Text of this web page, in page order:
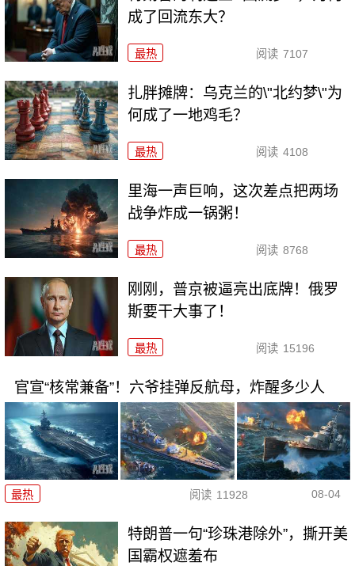
成了回流东大？
最热 阅读 7107
扎胖摊牌：乌克兰的\"北约梦\"为
何成了一地鸡毛？
最热 阅读 4108
里海一声巨响，这次差点把两场
战争炸成一锅粥！
最热 阅读 8768
刚刚，普京被逼亮出底牌！俄罗
斯要干大事了！
最热 阅读 15196
官宣“核常兼备”！六爷挂弹反航母，炸醒多少人
最热 阅读 11928 08-04
特朗普一句“珍珠港除外”，撕开美
国霸权遮羞布